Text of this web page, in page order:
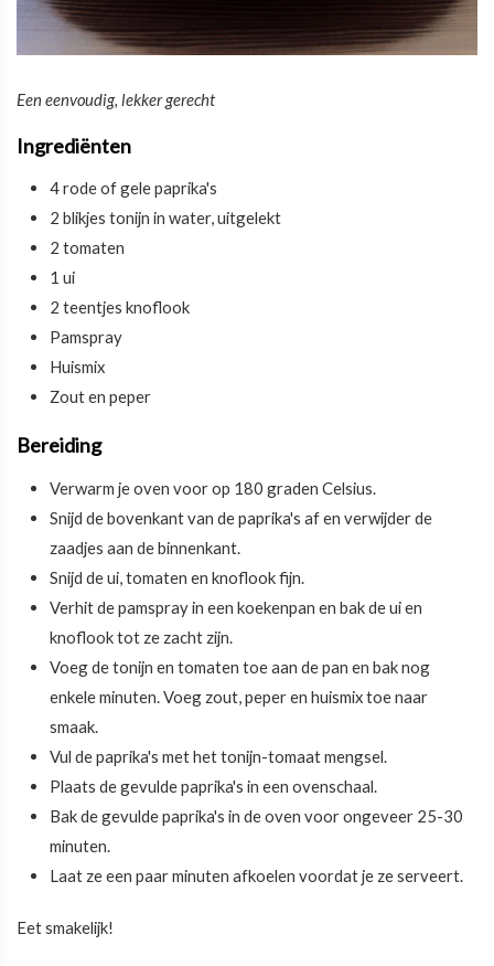
Een eenvoudig, lekker gerecht
Ingrediënten
4 rode of gele paprika's
2 blikjes tonijn in water, uitgelekt
2 tomaten
1 ui
2 teentjes knoflook
Pamspray
Huismix
Zout en peper
Bereiding
Verwarm je oven voor op 180 graden Celsius.
Snijd de bovenkant van de paprika's af en verwijder de
zaadjes aan de binnenkant.
Snijd de ui, tomaten en knoflook fijn.
Verhit de pamspray in een koekenpan en bak de ui en
knoflook tot ze zacht zijn.
Voeg de tonijn en tomaten toe aan de pan en bak nog
enkele minuten. Voeg zout, peper en huismix toe naar
smaak.
Vul de paprika's met het tonijn-tomaat mengsel.
Plaats de gevulde paprika's in een ovenschaal.
Bak de gevulde paprika's in de oven voor ongeveer 25-30
minuten.
Laat ze een paar minuten afkoelen voordat je ze serveert.
Eet smakelijk!